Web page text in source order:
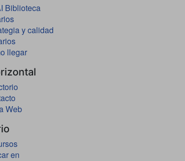
Biblioteca
y calidad
llegar
Web
en